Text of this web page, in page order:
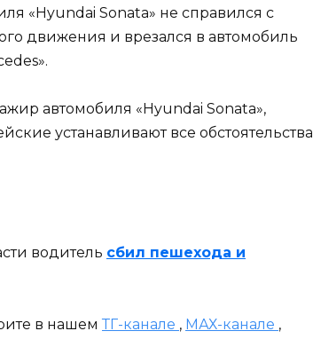
«Hyundai Sonata» не справился с
движения и врезался в автомобиль
автомобиля «Hyundai Sonata»,
устанавливают все обстоятельства
водитель сбил пешехода и
в нашем ТГ-канале , МАХ-канале ,